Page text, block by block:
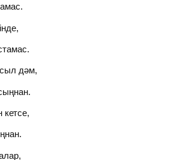
дәм,
кетсе,